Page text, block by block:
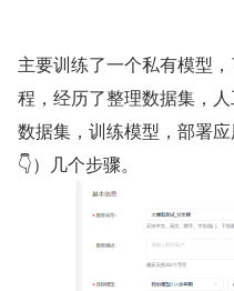
主要训练了一个私有模型
程，经历了整理数据集，
数据集，训练模型，部署
👇）几个步骤。